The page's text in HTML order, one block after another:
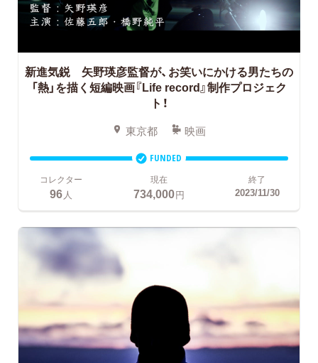
新進気鋭 矢野瑛彦監督が、お笑いにかける男たちの
「熱」を描く短編映画『Life record』制作プロジェク
ト！
東京都 映画
FUNDED
コレクター
96 人
現在
734,000円
終了
2023/11/30